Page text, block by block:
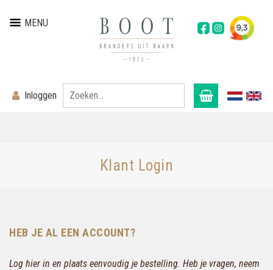
MENU
Inloggen
Klant Login
HEB JE AL EEN ACCOUNT?
Log hier in en plaats eenvoudig je bestelling. Heb je vragen, neem